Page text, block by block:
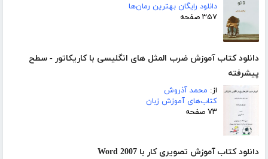
دانلود رایگان بهترین رمان‌ها
۳۵۷ صفحه
دانلود کتاب آموزش ضرب المثل های انگلیسی با کاریکاتور - سطح
پیشرفته
از: محمد آذروش
کتاب‌های آموزش زبان
۷۳ صفحه
دانلود کتاب آموزش تصویری کار با Word 2007